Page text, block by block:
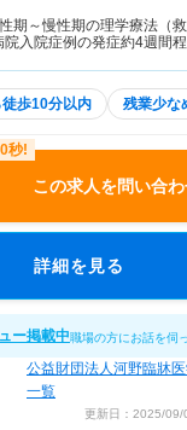
期～慢性期の理学療法（
院入院症例の発症約4週間
歩10分以内 残業少な
この求人を問い合
詳細を見る
ー掲載中職場の方にお話を伺
公益財団法人河野臨牀
一覧
更新日：2025/